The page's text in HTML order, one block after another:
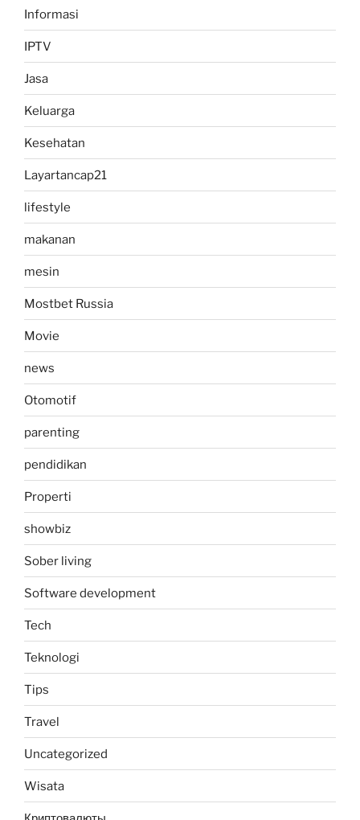
Informasi
IPTV
Jasa
Keluarga
Kesehatan
Layartancap21
lifestyle
makanan
mesin
Mostbet Russia
Movie
news
Otomotif
parenting
pendidikan
Properti
showbiz
Sober living
Software development
Tech
Teknologi
Tips
Travel
Uncategorized
Wisata